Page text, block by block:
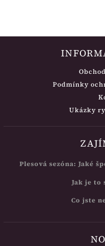
Podmínky
Ukázky
Plesová sezóna: Jaké
Jak je to
Co jste